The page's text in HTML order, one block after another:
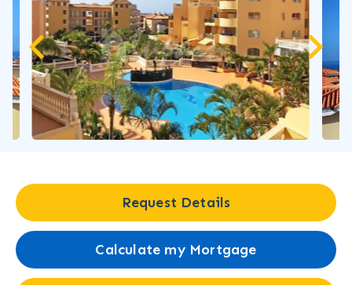
Request Details
Calculate my Mortgage